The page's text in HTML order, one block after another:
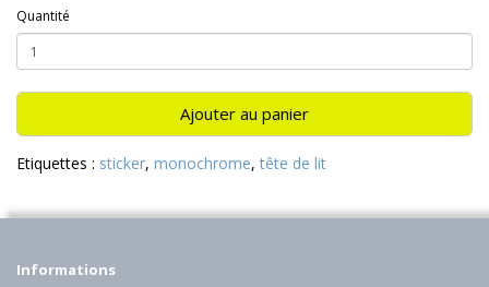
Quantité
Ajouter au panier
Etiquettes : sticker, monochrome,tête de lit
Informations